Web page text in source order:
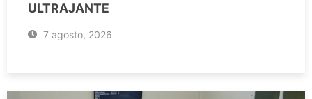
ULTRAJANTE
7 agosto, 2026